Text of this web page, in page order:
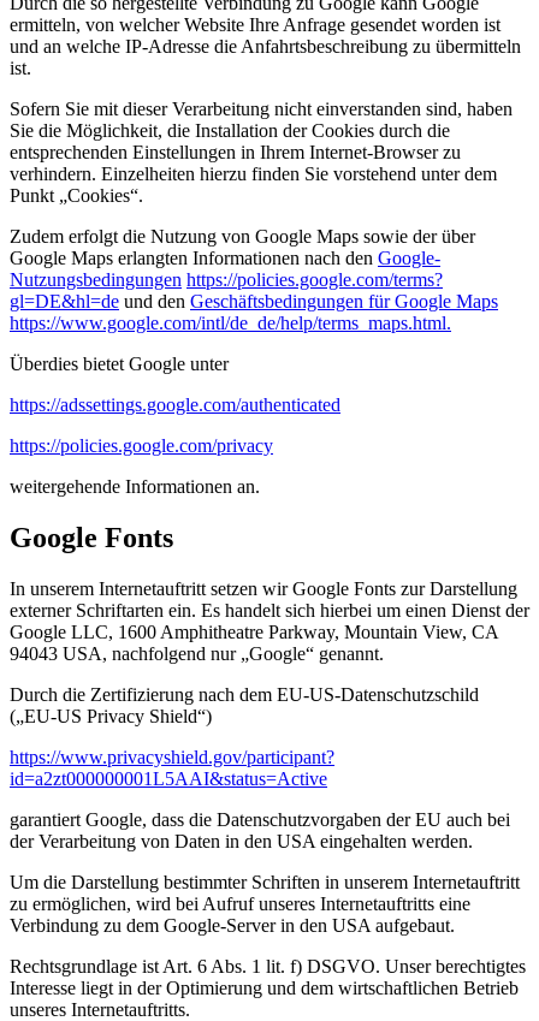
ermitteln, von welcher Website Ihre Anfrage gesendet worden ist
und an welche IP-Adresse die Anfahrtsbeschreibung zu übermitteln
ist.
Sofern Sie mit dieser Verarbeitung nicht einverstanden sind, haben
Sie die Möglichkeit, die Installation der Cookies durch die
entsprechenden Einstellungen in Ihrem Internet-Browser zu
verhindern. Einzelheiten hierzu finden Sie vorstehend unter dem
Punkt „Cookies“.
Zudem erfolgt die Nutzung von Google Maps sowie der über
Google Maps erlangten Informationen nach den Google-
Nutzungsbedingungen https://policies.google.com/terms?
gl=DE&hl=de und den Geschäftsbedingungen für Google Maps
https://www.google.com/intl/de_de/help/terms_maps.html.
Überdies bietet Google unter
https://adssettings.google.com/authenticated
https://policies.google.com/privacy
weitergehende Informationen an.
Google Fonts
In unserem Internetauftritt setzen wir Google Fonts zur Darstellung
externer Schriftarten ein. Es handelt sich hierbei um einen Dienst der
Google LLC, 1600 Amphitheatre Parkway, Mountain View, CA
94043 USA, nachfolgend nur „Google“ genannt.
Durch die Zertifizierung nach dem EU-US-Datenschutzschild
(„EU-US Privacy Shield“)
https://www.privacyshield.gov/participant?
id=a2zt000000001L5AAI&status=Active
garantiert Google, dass die Datenschutzvorgaben der EU auch bei
der Verarbeitung von Daten in den USA eingehalten werden.
Um die Darstellung bestimmter Schriften in unserem Internetauftritt
zu ermöglichen, wird bei Aufruf unseres Internetauftritts eine
Verbindung zu dem Google-Server in den USA aufgebaut.
Rechtsgrundlage ist Art. 6 Abs. 1 lit. f) DSGVO. Unser berechtigtes
Interesse liegt in der Optimierung und dem wirtschaftlichen Betrieb
unseres Internetauftritts.